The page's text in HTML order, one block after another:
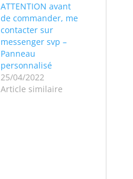
ATTENTION avant
de commander, me
contacter sur
messenger svp –
Panneau
personnalisé
25/04/2022
Article similaire